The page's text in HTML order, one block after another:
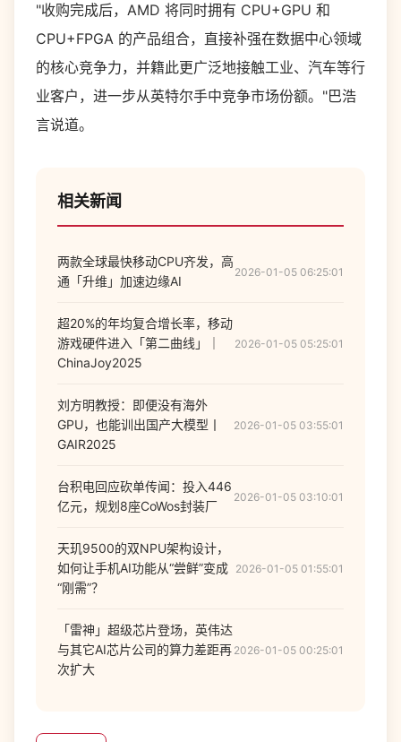
"收购完成后，AMD 将同时拥有 CPU+GPU 和
CPU+FPGA 的产品组合，直接补强在数据中心领域
的核心竞争力，并籍此更广泛地接触工业、汽车等行
业客户，进一步从英特尔手中竞争市场份额。"巴浩
言说道。
相关新闻
两款全球最快移动CPU齐发，高
通「升维」加速边缘AI
2026-01-05 06:25:01
超20%的年均复合增长率，移动
游戏硬件进入「第二曲线」｜
ChinaJoy2025
2026-01-05 05:25:01
刘方明教授：即便没有海外
GPU，也能训出国产大模型丨
GAIR2025
2026-01-05 03:55:01
台积电回应砍单传闻：投入446
亿元，规划8座CoWos封装厂
2026-01-05 03:10:01
天玑9500的双NPU架构设计，
如何让手机AI功能从“尝鲜”变成
“刚需”？
2026-01-05 01:55:01
「雷神」超级芯片登场，英伟达
与其它AI芯片公司的算力差距再
次扩大
2026-01-05 00:25:01